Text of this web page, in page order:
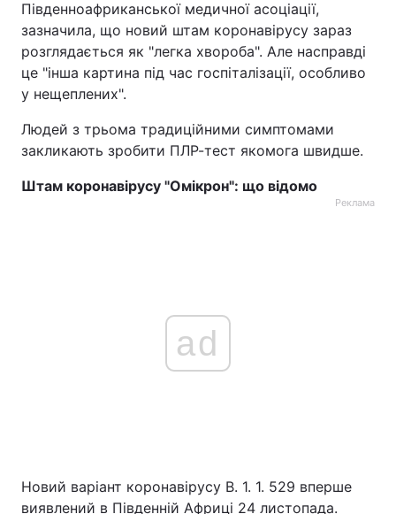
Південноафриканської медичної асоціації,
зазначила, що новий штам коронавірусу зараз
розглядається як "легка хвороба". Але насправді
це "інша картина під час госпіталізації, особливо
у нещеплених".
Людей з трьома традиційними симптомами
закликають зробити ПЛР-тест якомога швидше.
Штам коронавірусу "Омікрон": що відомо
Реклама
ad
Новий варіант коронавірусу B. 1. 1. 529 вперше
виявлений в Південній Африці 24 листопада.